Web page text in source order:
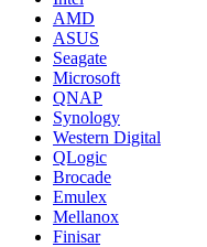
AMD
ASUS
Seagate
Microsoft
QNAP
Synology
Western Digital
QLogic
Brocade
Emulex
Mellanox
Finisar